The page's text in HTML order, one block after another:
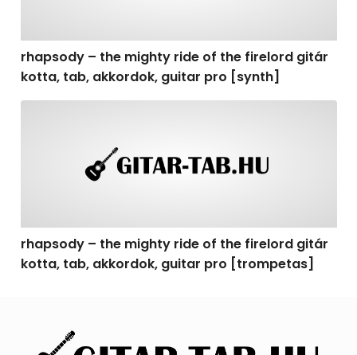
rhapsody – the mighty ride of the firelord gitár
kotta, tab, akkordok, guitar pro [synth]
rhapsody – the mighty ride of the firelord gitár
kotta, tab, akkordok, guitar pro [trompetas]